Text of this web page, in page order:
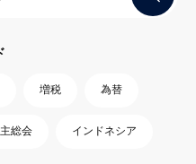
増税 為替
総会 インドネシア